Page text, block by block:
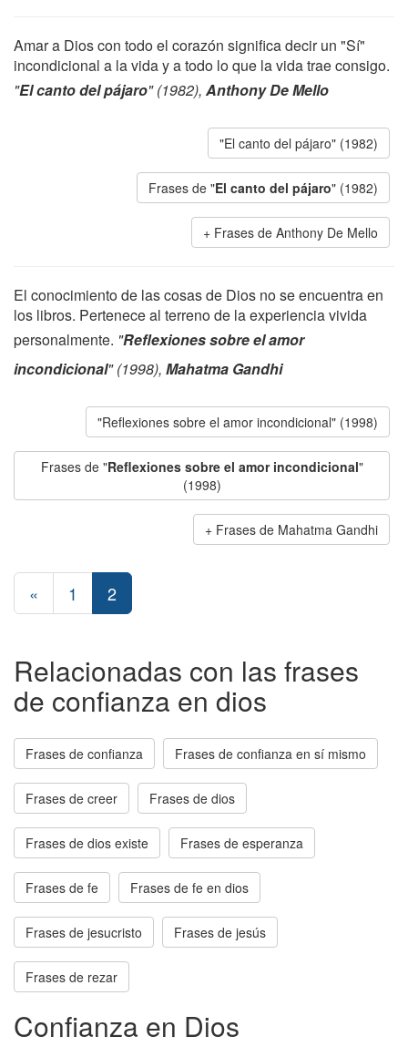
Amar a Dios con todo el corazón significa decir un "Sí"
incondicional a la vida y a todo lo que la vida trae consigo.
"El canto del pájaro" (1982), Anthony De Mello
"El canto del pájaro" (1982)
Frases de "El canto del pájaro" (1982)
Frases de Anthony De Mello
El conocimiento de las cosas de Dios no se encuentra en
los libros. Pertenece al terreno de la experiencia vivida
personalmente. "Reflexiones sobre el amor
incondicional" (1998), Mahatma Gandhi
"Reflexiones sobre el amor incondicional" (1998)
Frases de "Reflexiones sobre el amor incondicional"
(1998)
Frases de Mahatma Gandhi
« 1 2
Relacionadas con las frases
de confianza en dios
Frases de confianza Frases de confianza en sí mismo
Frases de creer Frases de dios
Frases de dios existe Frases de esperanza
Frases de fe Frases de fe en dios
Frases de jesucristo Frases de jesús
Frases de rezar
Confianza en Dios